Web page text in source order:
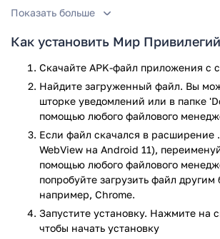
Функционал
С помощью «Мир Привилегий» вы
широкому спектру услуг. Прежде всего,
продукты. Например, дебетовая карта
с кешбэком до 10% на топливо и другие
«Qulay Card» для иностранных граждан.
или оплачивая услуги, вы можете
баллы, которые можно потратить на
АЗС Роснефть (1 балл = 1 рубль).
В приложении легко оформить
продукты: ОСАГО, КАСКО или Мини-
сделать быстро и без лишних
возникнут вопросы, вас всегда
Показать больше
Как установить Мир Привилегий
Скачайте APK-файл приложения с
Найдите загруженный файл. Вы
шторке уведомлений или в папке
помощью любого файлового
Если файл скачался в расширение
WebView на Android 11),
помощью любого файлового
попробуйте загрузить файл другим
например, Chrome.
Запустите установку. Нажмите на
чтобы начать установку